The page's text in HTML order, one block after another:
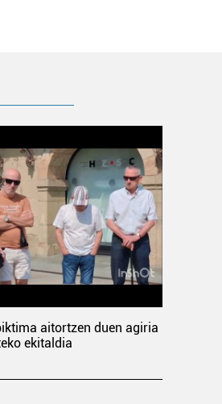
aitortzen duen agiria
ekitaldia